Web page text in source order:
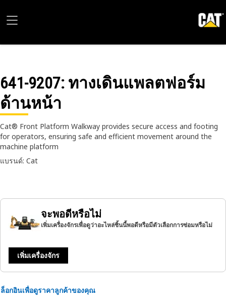
641-9207: ทางเดินแพลตฟอร์ม
ด้านหน้า
Cat® Front Platform Walkway provides secure access and footing
for operators, ensuring safe and efficient movement around the
machine platform
แบรนด์: Cat
จะพอดีหรือไม่
เพิ่มเครื่องจักรเพื่อดูว่าอะไหล่ชิ้นนี้พอดีหรือมีตัวเลือกการซ่อมหรือไม่
เพิ่มเครื่องจักร
ล็อกอินเพื่อดูราคาลูกค้าของคุณ